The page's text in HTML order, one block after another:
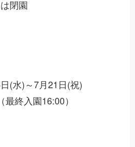
閉園
(水)～7月21日(祝)
終入園16:00）